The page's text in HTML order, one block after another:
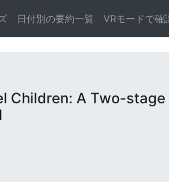
日付別の要約一覧 VRモードで確
Children: A Two-